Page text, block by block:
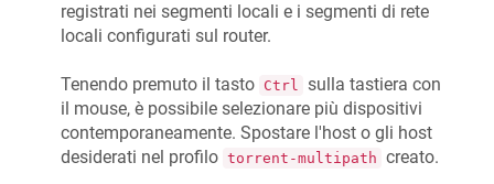
registrati nei segmenti locali e i segmenti di rete
locali configurati sul router.
Tenendo premuto il tasto Ctrl sulla tastiera con
il mouse, è possibile selezionare più dispositivi
contemporaneamente. Spostare l'host o gli host
desiderati nel profilo torrent-multipath creato.